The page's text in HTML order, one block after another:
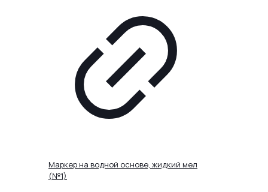
Маркер на водной основе, жидкий мел
(№1)